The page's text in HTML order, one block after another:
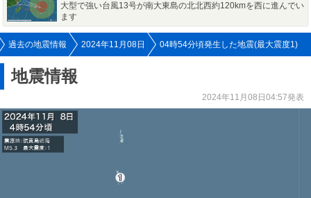
大型で強い台風13号が南大東島の北北西約120kmを西に進んでい
ます
過去の地震情報 2024年11月08日 04時54分頃発生した地震(最大震度1)
地震情報
2024年11月08日04:57発表